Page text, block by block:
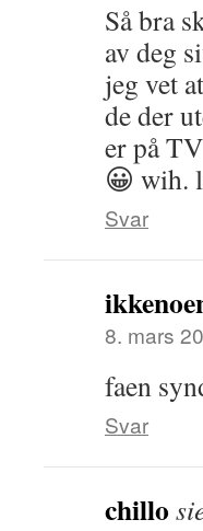
Så bra
av deg
jeg vet
de der
er på
😀 wih.
Svar
8. mars
faen
Svar
chillo